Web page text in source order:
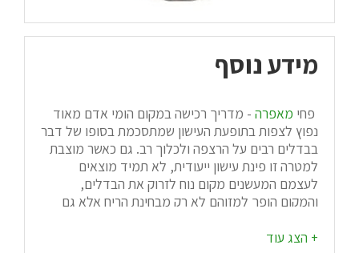
מידע נוסף
פחי מאפרה - מדריך רכישה במקום הומי אדם מאוד
נפוץ לצפות בתופעת העישון שמתסכמת בסופו של דבר
בבדלים רבים על הרצפה ולכלוך רב. גם כאשר מוצבת
למטרה זו פינת עישון ייעודית, לא תמיד מוצאים
לעצמם המעשנים מקום נוח לזרוק את הבדלים,
והמקום הופך למזוהם לא רק מבחינת הריח אלא גם
לפתור את הבעיה אחת ולתמיד, ואנו כאן על מנת